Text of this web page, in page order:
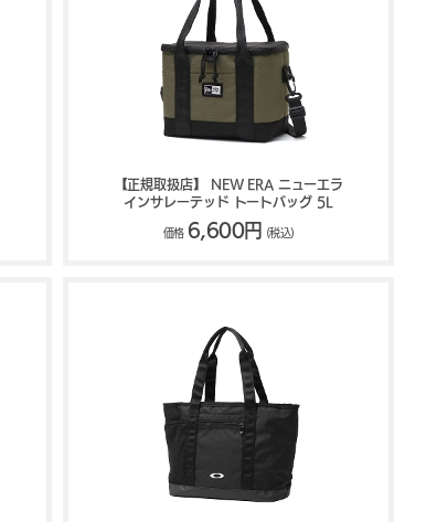
【正規取扱店】 NEW ERA ニューエラ
インサレーテッド トートバッグ 5L
価格 6,600円 (税込)